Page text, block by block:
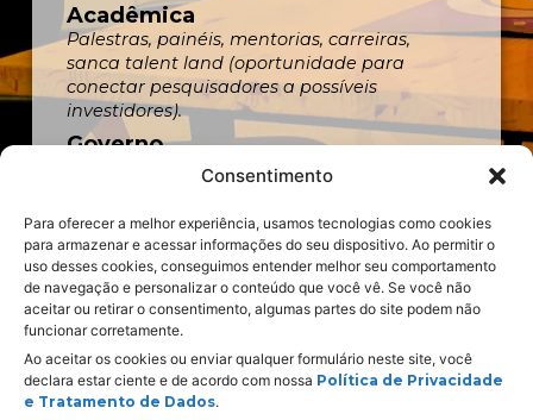
Consentimento
Para oferecer a melhor experiência, usamos tecnologias como cookies
para armazenar e acessar informações do seu dispositivo. Ao permitir o
uso desses cookies, conseguimos entender melhor seu comportamento
de navegação e personalizar o conteúdo que você vê. Se você não
aceitar ou retirar o consentimento, algumas partes do site podem não
funcionar corretamente.
Ao aceitar os cookies ou enviar qualquer formulário neste site, você
declara estar ciente e de acordo com nossa Política de Privacidade
e Tratamento de Dados.
Acadêmica
Palestras, painéis, mentorias, carreiras,
sanca talent land (oportunidade para
conectar pesquisadores a possíveis
investidores).
Governo
Atividades sobre soluções e tecnologias para
Realização: